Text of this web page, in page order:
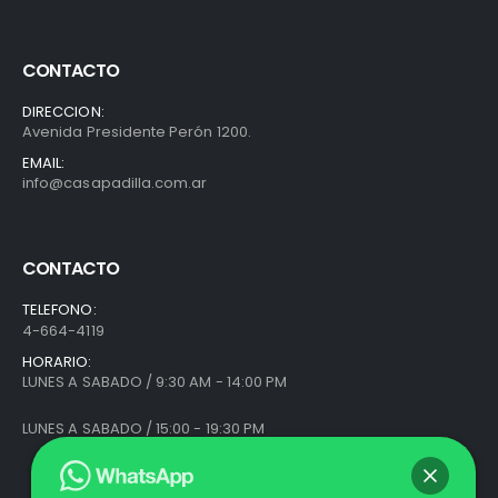
CONTACTO
DIRECCION:
Avenida Presidente Perón 1200.
EMAIL:
info@casapadilla.com.ar
CONTACTO
TELEFONO:
4-664-4119
HORARIO:
LUNES A SABADO / 9:30 AM - 14:00 PM
LUNES A SABADO / 15:00 - 19:30 PM